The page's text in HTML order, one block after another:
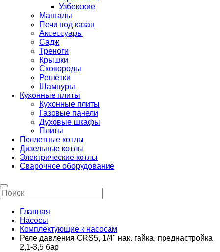
Узбекские
Мангалы
Печи под казан
Аксессуары
Садж
Треноги
Крышки
Сковороды
Решётки
Шампуры
Кухонные плиты
Кухонные плиты
Газовые панели
Духовые шкафы
Плиты
Пеллетные котлы
Дизельные котлы
Электрические котлы
Сварочное оборудование
Главная
Насосы
Комплектующие к насосам
Реле давления CRS5, 1/4" нак. гайка, преднастройка
2,1-3,5 бар